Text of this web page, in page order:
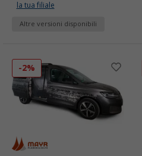
la tua filiale
Altre versioni disponibili
-2%